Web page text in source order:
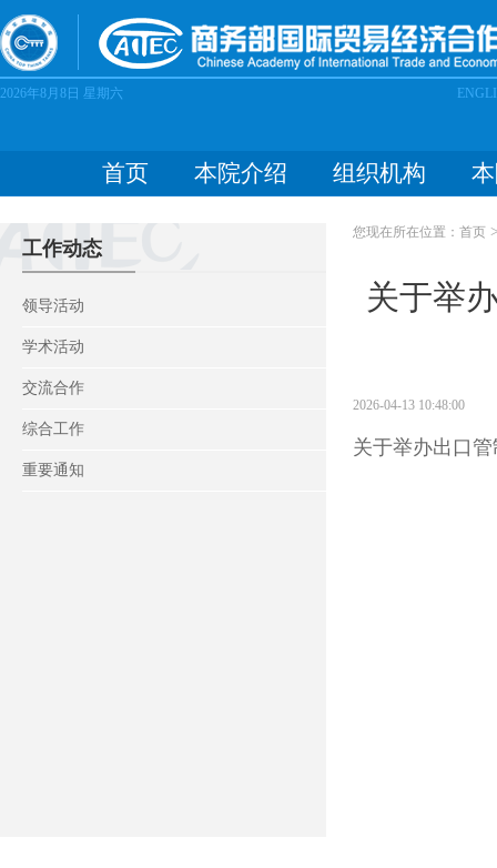
2026年8月8日 星期六
首页 本院介绍 组织机构
工作动态
领导活动
学术活动
交流合作
综合工作
重要通知
您现在所在位置： 首页
关于举
2026-04-13 10:48:00
关于举办出口